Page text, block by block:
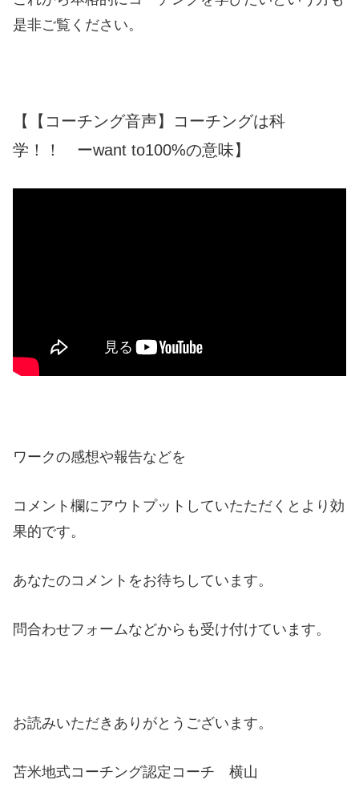
是非ご覧ください。
【【コーチング音声】コーチングは科
学！！ ーwant to100%の意味】
ワークの感想や報告などを
コメント欄にアウトプットしていたただくとより効
果的です。
あなたのコメントをお待ちしています。
問合わせフォームなどからも受け付けています。
お読みいただきありがとうございます。
苫米地式コーチング認定コーチ 横山